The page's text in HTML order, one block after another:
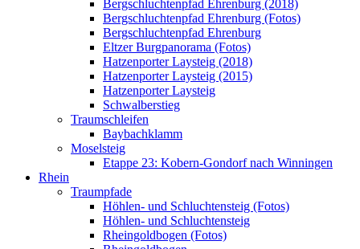
Bergschluchtenpfad Ehrenburg (2018)
Bergschluchtenpfad Ehrenburg (Fotos)
Bergschluchtenpfad Ehrenburg
Eltzer Burgpanorama (Fotos)
Hatzenporter Laysteig (2018)
Hatzenporter Laysteig (2015)
Hatzenporter Laysteig
Schwalberstieg
Traumschleifen
Baybachklamm
Moselsteig
Etappe 23: Kobern-Gondorf nach Winningen
Rhein
Traumpfade
Höhlen- und Schluchtensteig (Fotos)
Höhlen- und Schluchtensteig
Rheingoldbogen (Fotos)